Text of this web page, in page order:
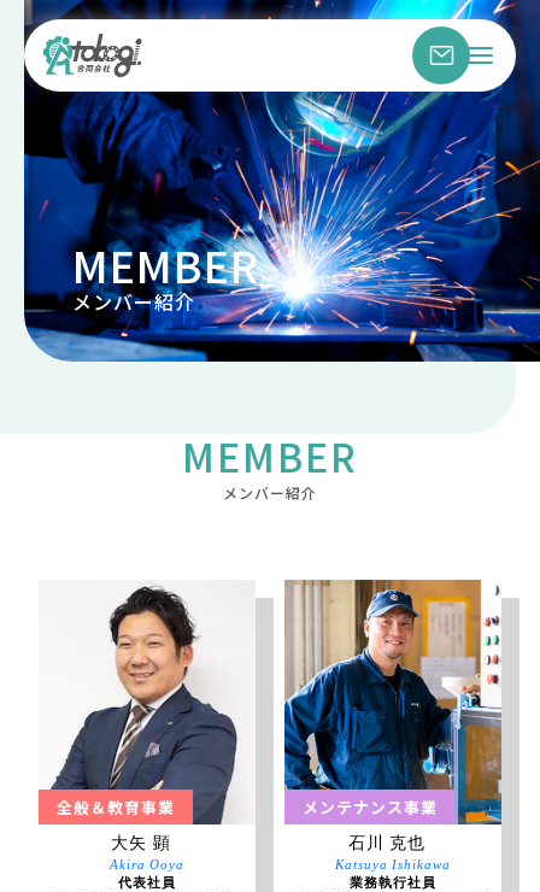
MEMBER
メンバー紹介
MEMBER
メンバー紹介
全般＆教育事業
大矢 顕
Akira Ooya
代表社員
メンテナンス事業
石川 克也
Katsuya Ishikawa
業務執行社員